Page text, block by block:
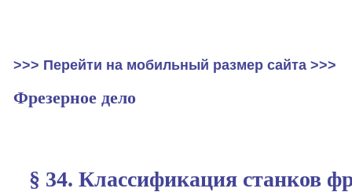
>>> Перейти на мобильный размер сайта >>>
Фрезерное дело
§ 34. Классификация станков